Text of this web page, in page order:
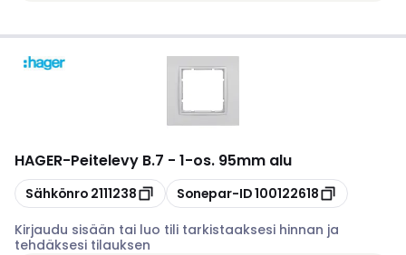
HAGER-Peitelevy B.7 - 1-os. 95mm alu
Kopioi
Sähkönro 2111238 Kopioi
Sonepar-ID100122618
Kirjaudu sisään tai luo tili tarkistaaksesi hinnan ja
tehdäksesi tilauksen